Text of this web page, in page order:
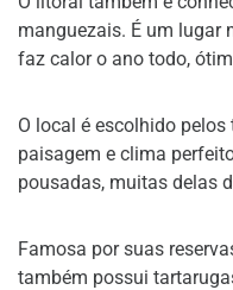
manguezais. É um lugar
faz calor o ano todo,
O local é escolhido
paisagem e clima
pousadas, muitas delas
Famosa por suas
também possui